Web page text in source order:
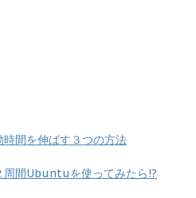
間を伸ばす３つの方法
周間Ubuntuを使ってみたら!?